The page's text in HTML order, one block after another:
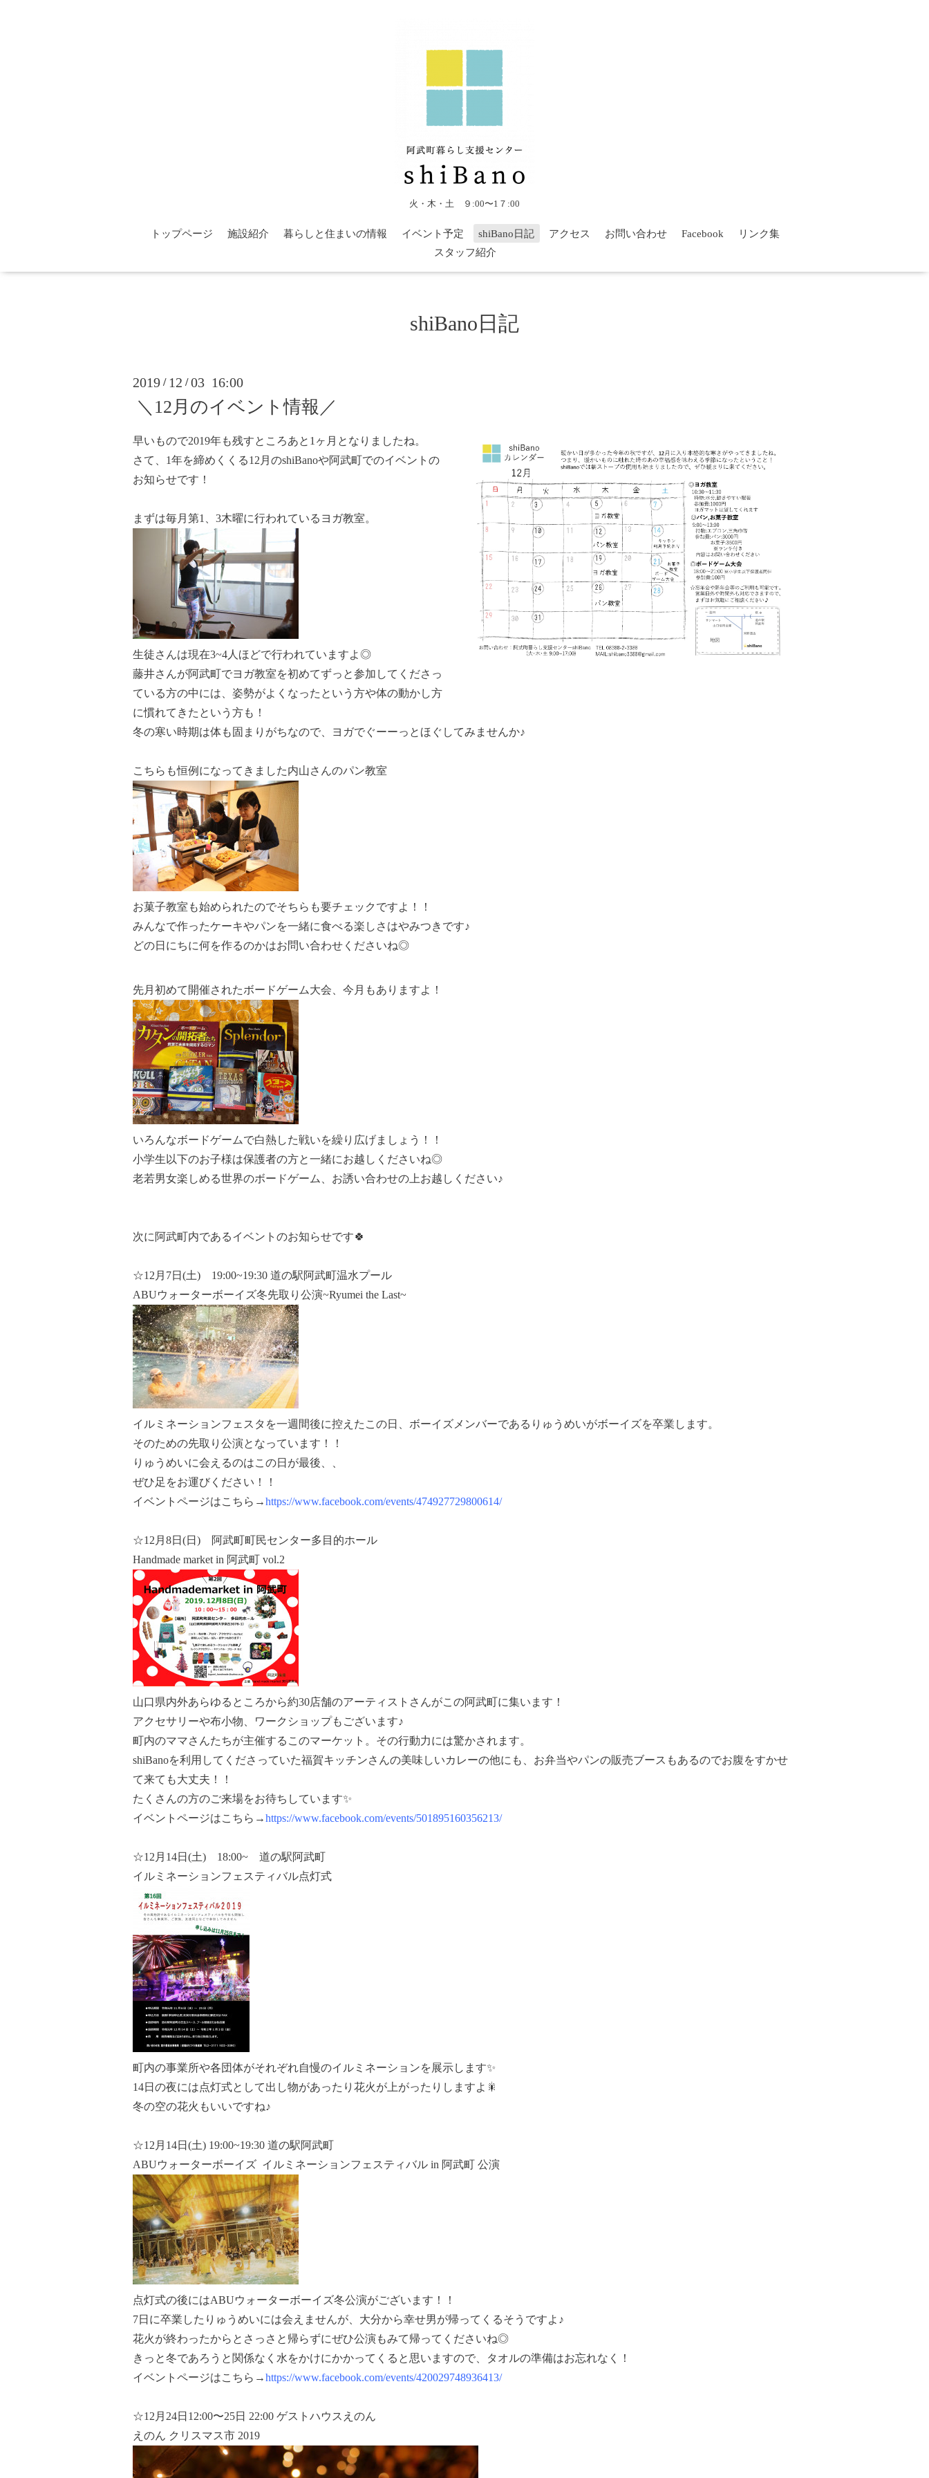
火・木・土 ９:00〜1７:00
トップページ 施設紹介 暮らしと住まいの情報 イベント予定 shiBano日記 アクセス お問い合わせ Facebook
リンク集
スタッフ紹介
shiBano日記
2019 / 12 /03 16:00
＼12月のイベント情報／
早いもので2019年も残すところあと1ヶ月となりましたね。
さて、1年を締めくくる12月のshiBanoや阿武町でのイベントの
お知らせです！
まずは毎月第1、3木曜に行われているヨガ教室。
生徒さんは現在3~4人ほどで行われていますよ◎
藤井さんが阿武町でヨガ教室を初めてずっと参加してくださっ
ている方の中には、姿勢がよくなったという方や体の動かし方
に慣れてきたという方も！
冬の寒い時期は体も固まりがちなので、ヨガでぐーーっとほぐしてみませんか♪
こちらも恒例になってきました内山さんのパン教室
お菓子教室も始められたのでそちらも要チェックですよ！！
みんなで作ったケーキやパンを一緒に食べる楽しさはやみつきです♪
どの日にちに何を作るのかはお問い合わせくださいね◎
先月初めて開催されたボードゲーム大会、今月もありますよ！
いろんなボードゲームで白熱した戦いを繰り広げましょう！！
小学生以下のお子様は保護者の方と一緒にお越しくださいね◎
老若男女楽しめる世界のボードゲーム、お誘い合わせの上お越しください♪
次に阿武町内であるイベントのお知らせです🍀
☆12月7日(土) 19:00~19:30 道の駅阿武町温水プール
ABUウォーターボーイズ冬先取り公演~Ryumei the Last~
イルミネーションフェスタを一週間後に控えたこの日、ボーイズメンバーであるりゅうめいがボーイズを卒業します。
そのための先取り公演となっています！！
りゅうめいに会えるのはこの日が最後、、
ぜひ足をお運びください！！
イベントページはこちら→https://www.facebook.com/events/474927729800614/
☆12月8日(日) 阿武町町民センター多目的ホール
Handmade market in 阿武町 vol.2
山口県内外あらゆるところから約30店舗のアーティストさんがこの阿武町に集います！
アクセサリーや布小物、ワークショップもございます♪
町内のママさんたちが主催するこのマーケット。その行動力には驚かされます。
shiBanoを利用してくださっていた福賀キッチンさんの美味しいカレーの他にも、お弁当やパンの販売ブースもあるのでお腹をすかせ
て来ても大丈夫！！
たくさんの方のご来場をお待ちしています✨
イベントページはこちら→https://www.facebook.com/events/501895160356213/
☆12月14日(土) 18:00~ 道の駅阿武町
イルミネーションフェスティバル点灯式
町内の事業所や各団体がそれぞれ自慢のイルミネーションを展示します✨
14日の夜には点灯式として出し物があったり花火が上がったりしますよ🎇
冬の空の花火もいいですね♪
☆12月14日(土) 19:00~19:30 道の駅阿武町
ABUウォーターボーイズ イルミネーションフェスティバル in 阿武町 公演
点灯式の後にはABUウォーターボーイズ冬公演がございます！！
7日に卒業したりゅうめいには会えませんが、大分から幸せ男が帰ってくるそうですよ♪
花火が終わったからとさっさと帰らずにぜひ公演もみて帰ってくださいね◎
きっと冬であろうと関係なく水をかけにかかってくると思いますので、タオルの準備はお忘れなく！
イベントページはこちら→https://www.facebook.com/events/420029748936413/
☆12月24日12:00〜25日 22:00 ゲストハウスえのん
えのん クリスマス市 2019